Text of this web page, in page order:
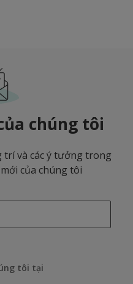
chúng tôi
và các ý tưởng trong
của chúng tôi
tôi tại